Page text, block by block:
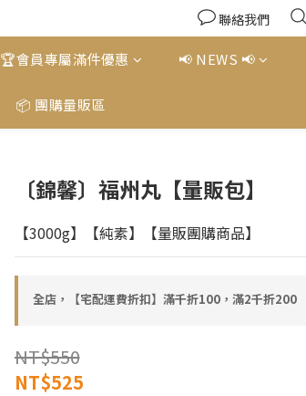
聯絡我們
🏆會員專屬滿件優惠 📢 NEWS 📢
📦 團購量販區
〔錦馨〕福州丸【量販包】
【3000g】【純素】【量販團購商品】
全店，【宅配運費折扣】滿千折100，滿2千折200
NT$550
NT$525